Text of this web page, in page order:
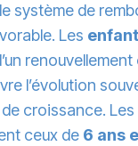
système de
Les
renouvellement
l’évolution
croissance. Les
ceux de 6 ans